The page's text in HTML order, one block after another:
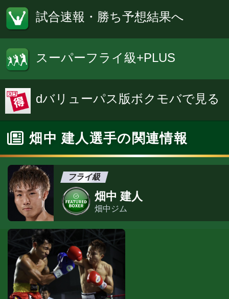
試合速報・勝ち予想結果へ
スーパーフライ級+PLUS
dバリューパス版ボクモバで見る
畑中 建人選手の関連情報
フライ級
畑中 建人
畑中ジム